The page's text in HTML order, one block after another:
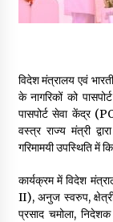
विदेश मंत्रालय एवं
के नागरिकों को
पासपोर्ट सेवा केंद्र
वस्त्र राज्य मंत्री
गरिमामयी उपस्थिति में
कार्यक्रम में विदेश
II), अनुज स्वरुप,
प्रसाद चमोला,